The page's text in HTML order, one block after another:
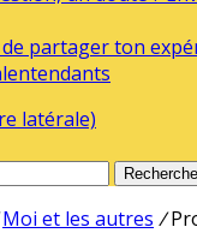
partager ton
latérale)
Moi et les autres /